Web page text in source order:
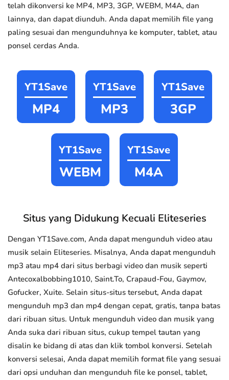
telah dikonversi ke MP4, MP3, 3GP, WEBM, M4A, dan
lainnya, dan dapat diunduh. Anda dapat memilih file yang
paling sesuai dan mengunduhnya ke komputer, tablet, atau
ponsel cerdas Anda.
YT1Save
MP4
YT1Save
MP3
YT1Save
3GP
YT1Save
WEBM
YT1Save
M4A
Situs yang Didukung Kecuali Eliteseries
Dengan YT1Save.com, Anda dapat mengunduh video atau
musik selain Eliteseries. Misalnya, Anda dapat mengunduh
mp3 atau mp4 dari situs berbagi video dan musik seperti
Antecoxalbobbing1010, Saint.To, Crapaud-Fou, Gaymov,
Gofucker, Xuite. Selain situs-situs tersebut, Anda dapat
mengunduh mp3 dan mp4 dengan cepat, gratis, tanpa batas
dari ribuan situs. Untuk mengunduh video dan musik yang
Anda suka dari ribuan situs, cukup tempel tautan yang
disalin ke bidang di atas dan klik tombol konversi. Setelah
konversi selesai, Anda dapat memilih format file yang sesuai
dari opsi unduhan dan mengunduh file ke ponsel, tablet,